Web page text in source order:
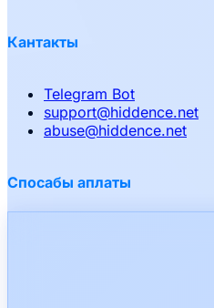
Кантакты
Telegram Bot
support@hiddence.net
abuse@hiddence.net
Спосабы аплаты